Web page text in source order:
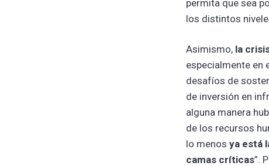
permita que sea
los distintos
Asimismo, la
especialmente en
desafíos de
de inversión en
alguna manera
de los recursos
lo menos ya está
camas críticas”.